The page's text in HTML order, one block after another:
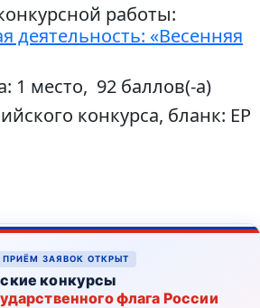
работы:
деятельность: «Весенняя
1 место, 92 баллов(-а)
конкурса, бланк: ЕР
ПРИЁМ ЗАЯВОК ОТКРЫТ
конкурсы
флага России